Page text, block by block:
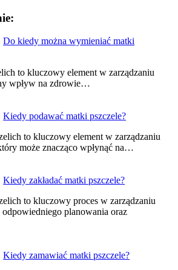
Do kiedy można wymieniać matki
to kluczowy element w zarządzaniu
wpływ na zdrowie…
Kiedy podawać matki pszczele?
to kluczowy element w zarządzaniu
może znacząco wpłynąć na…
Kiedy zakładać matki pszczele?
to kluczowy proces w zarządzaniu
planowania oraz
Kiedy zamawiać matki pszczele?